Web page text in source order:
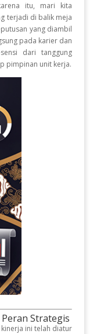
itu, mari kita
terjadi di balik meja
yang diambil
pada karier dan
dari tanggung
pimpinan unit kerja.
Strategis
ini telah diatur